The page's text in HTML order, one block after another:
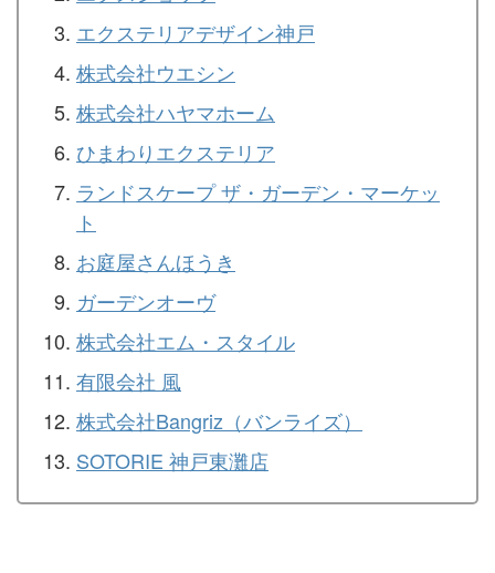
エクステリアデザイン神戸
株式会社ウエシン
株式会社ハヤマホーム
ひまわりエクステリア
ランドスケープ ザ・ガーデン・マーケッ
ト
お庭屋さんほうき
ガーデンオーヴ
株式会社エム・スタイル
有限会社 風
株式会社Bangriz（バンライズ）
SOTORIE 神戸東灘店